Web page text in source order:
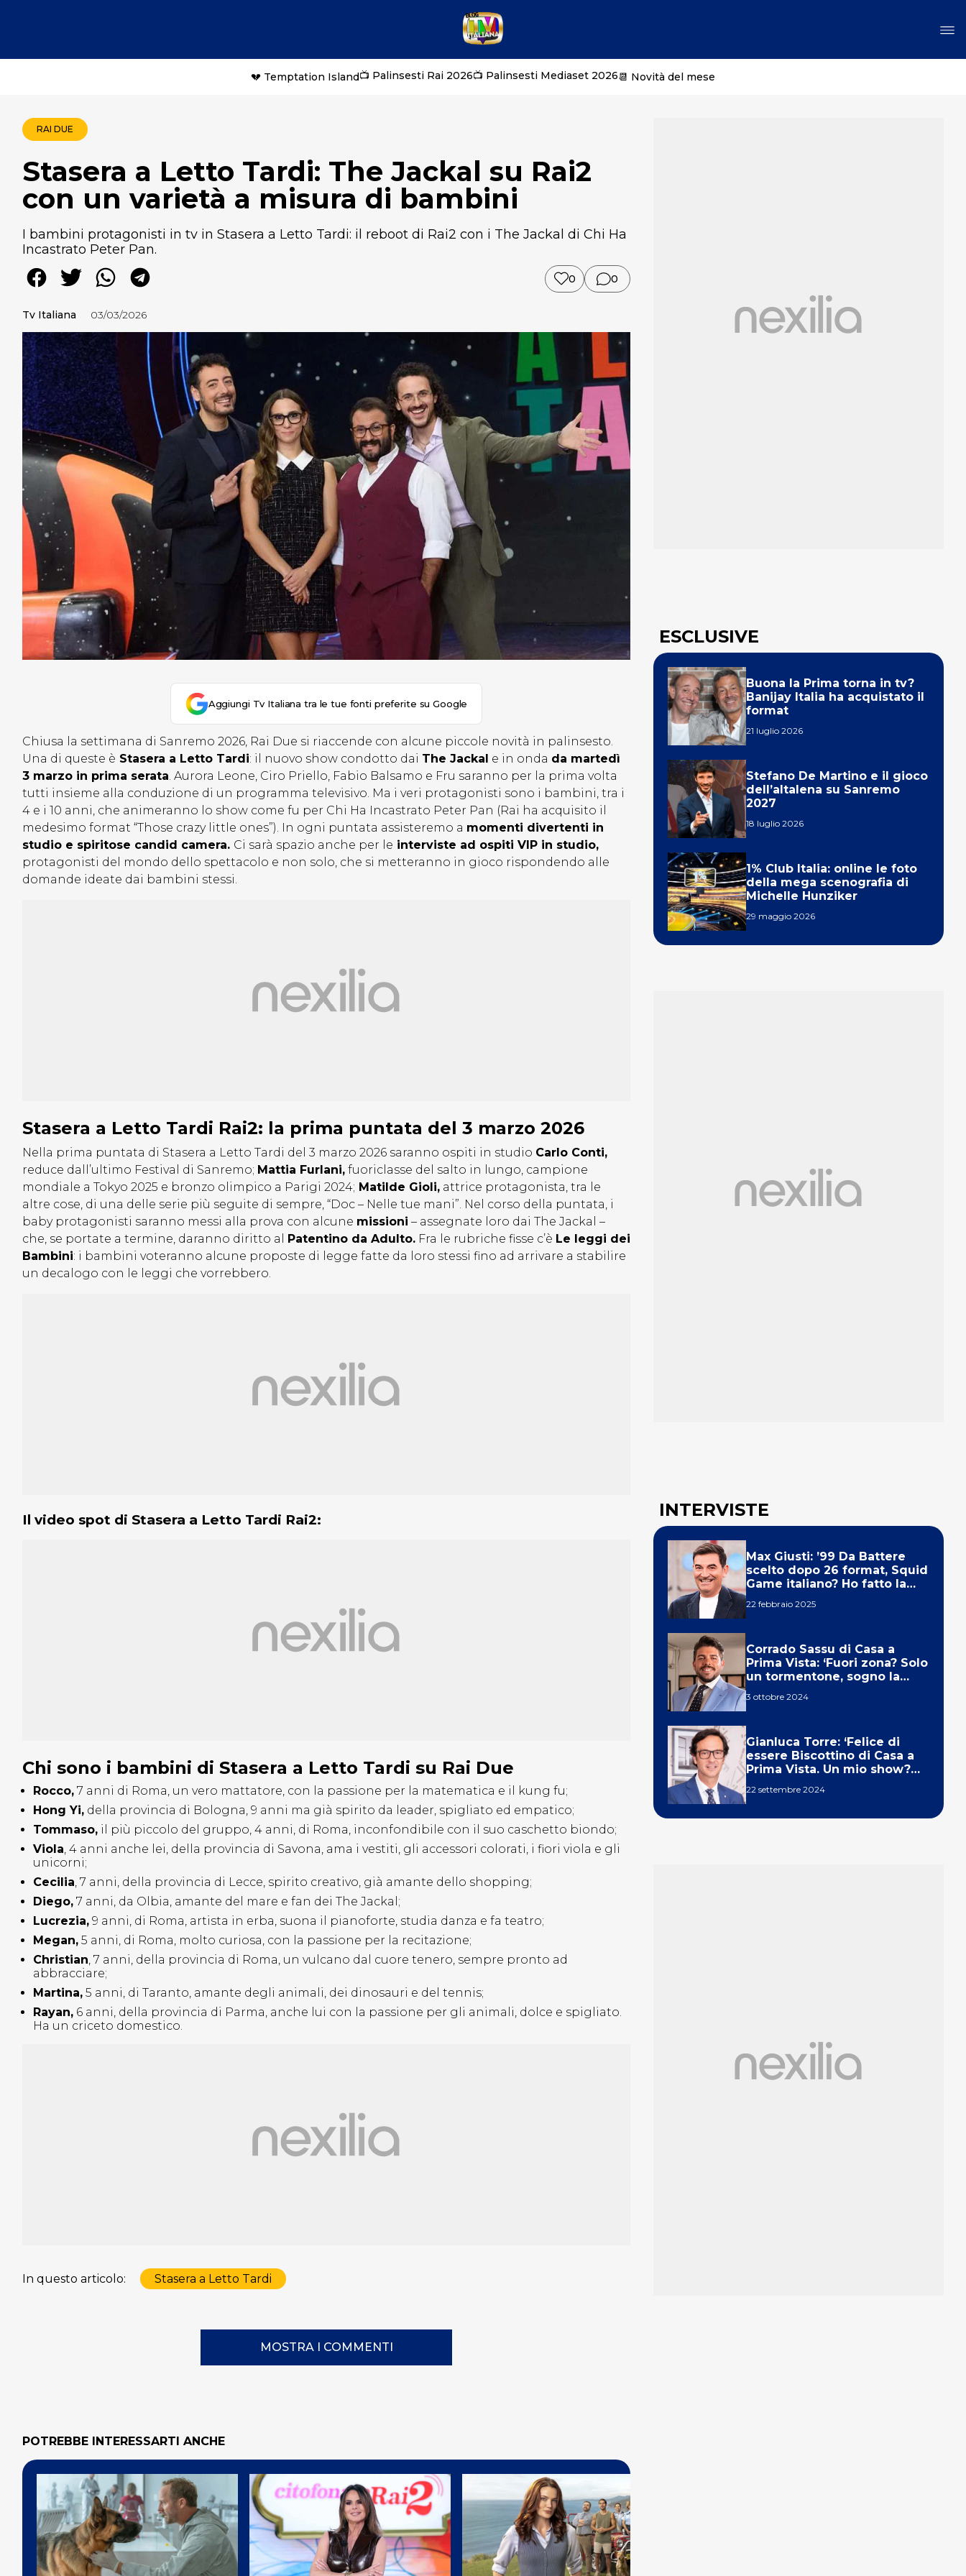
💔 Temptation Island📺 Palinsesti Rai 2026📺 Palinsesti Mediaset 2026📆 Novità del mese
RAI DUE
Stasera a Letto Tardi: The Jackal su Rai2
con un varietà a misura di bambini
I bambini protagonisti in tv in Stasera a Letto Tardi: il reboot di Rai2 con i The Jackal di Chi Ha
Incastrato Peter Pan.
0 0
Tv Italiana 03/03/2026
Aggiungi Tv Italiana tra le tue fonti preferite su Google
Chiusa la settimana di Sanremo 2026, Rai Due si riaccende con alcune piccole novità in palinsesto.
Una di queste è Stasera a Letto Tardi: il nuovo show condotto dai The Jackal e in onda da martedì
3 marzo in prima serata . Aurora Leone, Ciro Priello, Fabio Balsamo e Fru saranno per la prima volta
tutti insieme alla conduzione di un programma televisivo. Ma i veri protagonisti sono i bambini, tra i
4 e i 10 anni, che animeranno lo show come fu per Chi Ha Incastrato Peter Pan (Rai ha acquisito il
medesimo format “Those crazy little ones”). In ogni puntata assisteremo a momenti divertenti in
studio e spiritose candid camera. Ci sarà spazio anche per le interviste ad ospiti VIP in studio,
protagonisti del mondo dello spettacolo e non solo, che si metteranno in gioco rispondendo alle
domande ideate dai bambini stessi.
Stasera a Letto Tardi Rai2: la prima puntata del 3 marzo 2026
Nella prima puntata di Stasera a Letto Tardi del 3 marzo 2026 saranno ospiti in studio Carlo Conti,
reduce dall’ultimo Festival di Sanremo; Mattia Furlani, fuoriclasse del salto in lungo, campione
mondiale a Tokyo 2025 e bronzo olimpico a Parigi 2024; Matilde Gioli, attrice protagonista, tra le
altre cose, di una delle serie più seguite di sempre, “Doc – Nelle tue mani”. Nel corso della puntata, i
baby protagonisti saranno messi alla prova con alcune missioni – assegnate loro dai The Jackal –
che, se portate a termine, daranno diritto al Patentino da Adulto. Fra le rubriche fisse c’è Le leggi dei
Bambini: i bambini voteranno alcune proposte di legge fatte da loro stessi fino ad arrivare a stabilire
un decalogo con le leggi che vorrebbero.
Il video spot di Stasera a Letto Tardi Rai2:
Chi sono i bambini di Stasera a Letto Tardi su Rai Due
Rocco, 7 anni di Roma, un vero mattatore, con la passione per la matematica e il kung fu;
Hong Yi, della provincia di Bologna, 9 anni ma già spirito da leader, spigliato ed empatico;
Tommaso, il più piccolo del gruppo, 4 anni, di Roma, inconfondibile con il suo caschetto biondo;
Viola , 4 anni anche lei, della provincia di Savona, ama i vestiti, gli accessori colorati, i fiori viola e gli
unicorni;
Cecilia , 7 anni, della provincia di Lecce, spirito creativo, già amante dello shopping;
Diego, 7 anni, da Olbia, amante del mare e fan dei The Jackal;
Lucrezia, 9 anni, di Roma, artista in erba, suona il pianoforte, studia danza e fa teatro;
Megan, 5 anni, di Roma, molto curiosa, con la passione per la recitazione;
Christian , 7 anni, della provincia di Roma, un vulcano dal cuore tenero, sempre pronto ad
abbracciare;
Martina, 5 anni, di Taranto, amante degli animali, dei dinosauri e del tennis;
Rayan, 6 anni, della provincia di Parma, anche lui con la passione per gli animali, dolce e spigliato.
Ha un criceto domestico.
In questo articolo: Stasera a Letto Tardi
MOSTRA I COMMENTI
POTREBBE INTERESSARTI ANCHE
ESCLUSIVE
Buona la Prima torna in tv?
Banijay Italia ha acquistato il
format
21 luglio 2026
Stefano De Martino e il gioco
dell’altalena su Sanremo
2027
18 luglio 2026
1% Club Italia: online le foto
della mega scenografia di
Michelle Hunziker
29 maggio 2026
INTERVISTE
Max Giusti: ’99 Da Battere
scelto dopo 26 format, Squid
Game italiano? Ho fatto la
22 febbraio 2025
Corrado Sassu di Casa a
Prima Vista: ‘Fuori zona? Solo
un tormentone, sogno la
3 ottobre 2024
Gianluca Torre: ‘Felice di
essere Biscottino di Casa a
Prima Vista. Un mio show?
22 settembre 2024